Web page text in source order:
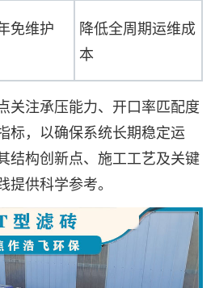
免维护
降低全周期运维成
本
关注承压能力、开口率匹配度
标，以确保系统长期稳定运
结构创新点、施工工艺及关键
供科学参考。